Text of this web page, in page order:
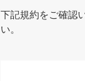
下記規約をご確認
い。